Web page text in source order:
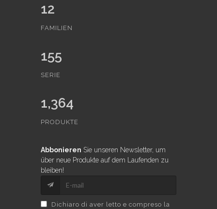
12
FAMILIEN
155
SERIE
1,364
PRODUKTE
Abbonieren Sie unseren Newsletter, um
über neue Produkte auf dem Laufenden zu
bleiben!
Dichiaro di aver letto e compreso la